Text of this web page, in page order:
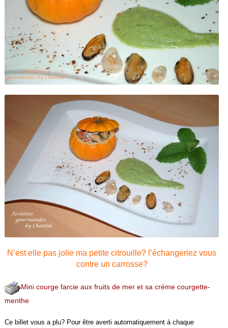
N’est elle pas jolie ma petite citrouille? l’échangeriez vous
contre un carrosse?
Mini courge farcie aux fruits de mer et sa crème courgette-
menthe
Ce billet vous a plu? Pour être averti automatiquement à chaque